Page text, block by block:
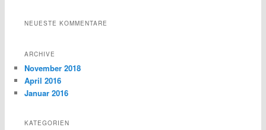
NEUESTE KOMMENTARE
ARCHIVE
November 2018
April 2016
Januar 2016
KATEGORIEN